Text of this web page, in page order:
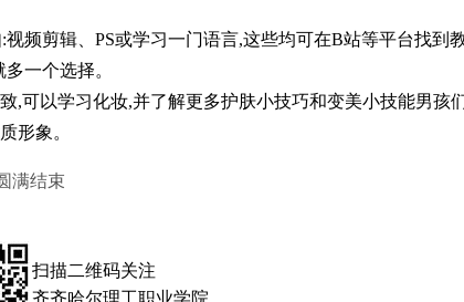
剪辑、PS或学习一门语言,这些均可在B站等平台找到
一个选择。
以学习化妆,并了解更多护肤小技巧和变美小技能男孩
形象。
满结束
扫描二维码关注
齐齐哈尔理工职业学院